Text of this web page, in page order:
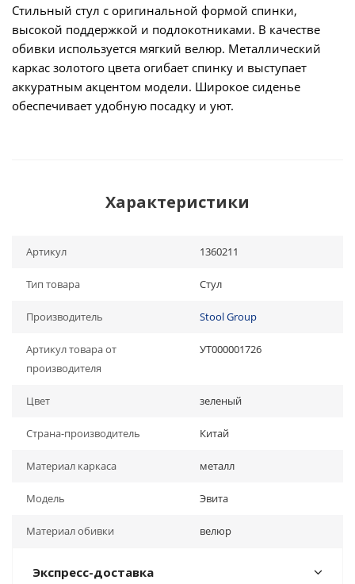
Стильный стул с оригинальной формой спинки,
высокой поддержкой и подлокотниками. В качестве
обивки используется мягкий велюр. Металлический
каркас золотого цвета огибает спинку и выступает
аккуратным акцентом модели. Широкое сиденье
обеспечивает удобную посадку и уют.
Характеристики
Артикул 1360211
Тип товара Стул
Производитель Stool Group
Артикул товара от
производителя
УТ000001726
Цвет зеленый
Страна-производитель Китай
Материал каркаса металл
Модель Эвита
Материал обивки велюр
Экспресс-доставка